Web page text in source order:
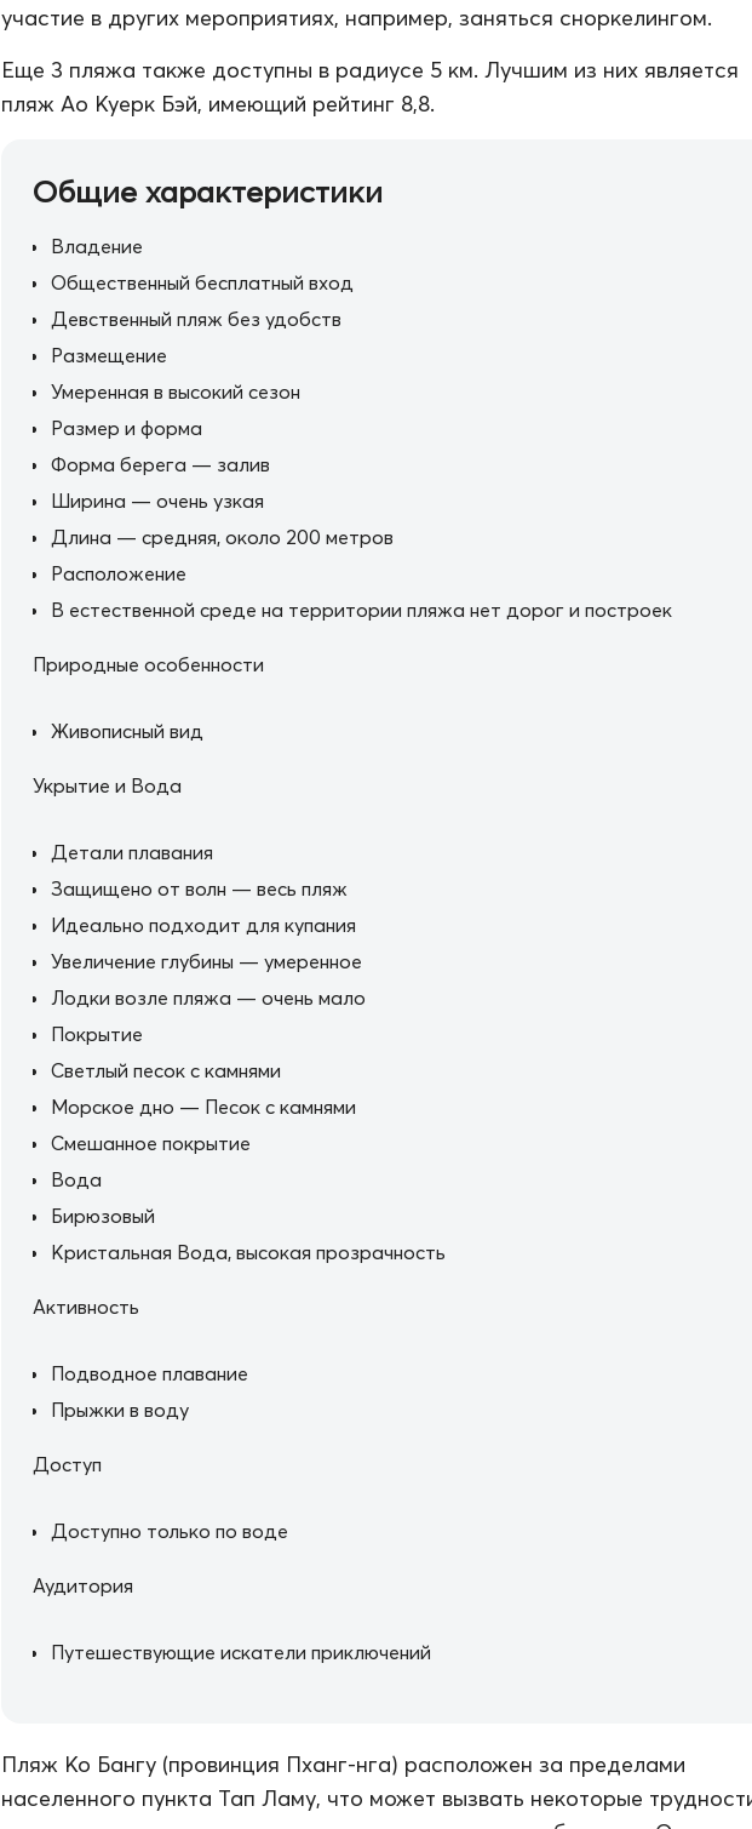
участие в других мероприятиях, например, заняться сноркелингом.
Еще 3 пляжа также доступны в радиусе 5 км. Лучшим из них является
пляж Ао Куерк Бэй, имеющий рейтинг 8,8.
Общие характеристики
Владение
Общественный бесплатный вход
Девственный пляж без удобств
Размещение
Умеренная в высокий сезон
Размер и форма
Форма берега — залив
Ширина — очень узкая
Длина — средняя, около 200 метров
Расположение
В естественной среде на территории пляжа нет дорог и построек
Природные особенности
Живописный вид
Укрытие и Вода
Детали плавания
Защищено от волн — весь пляж
Идеально подходит для купания
Увеличение глубины — умеренное
Лодки возле пляжа — очень мало
Покрытие
Светлый песок с камнями
Морское дно — Песок с камнями
Смешанное покрытие
Вода
Бирюзовый
Кристальная Вода, высокая прозрачность
Активность
Подводное плавание
Прыжки в воду
Доступ
Доступно только по воде
Аудитория
Путешествующие искатели приключений
Пляж Ко Бангу (провинция Пханг-нга) расположен за пределами
населенного пункта Тап Ламу, что может вызвать некоторые